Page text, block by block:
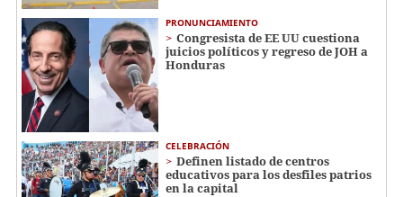
PRONUNCIAMIENTO
Congresista de EE UU cuestiona
juicios políticos y regreso de JOH a
Honduras
CELEBRACIÓN
Definen listado de centros
educativos para los desfiles patrios
en la capital